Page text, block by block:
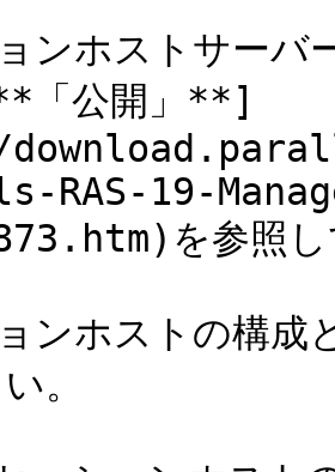
ンホストサーバ
「公開」**]
RAS-19-
を参照し
ンホストの構成
。